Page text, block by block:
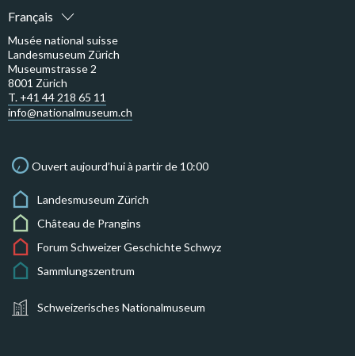
Français
Musée national suisse
Landesmuseum Zürich
Museumstrasse 2
8001 Zürich
T. +41 44 218 65 11
info@nationalmuseum.ch
Ouvert aujourd’hui à partir de 10:00
Landesmuseum Zürich
Château de Prangins
Forum Schweizer Geschichte Schwyz
Sammlungszentrum
Schweizerisches Nationalmuseum